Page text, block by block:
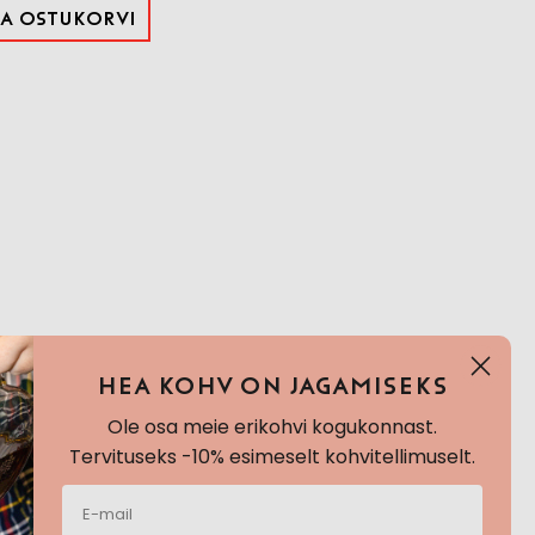
ostukorvi
Hea KOHV ON JAGAMISEKS
Ole osa meie erikohvi kogukonnast.
Tervituseks -10% esimeselt kohvitellimuselt.